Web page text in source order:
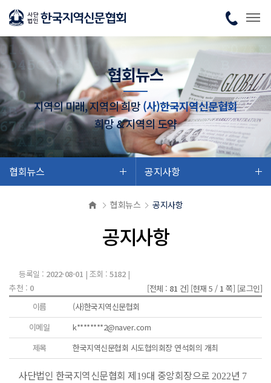
협회뉴스
지역의 미래, 지역의 희망(사)한국지역신문협회
희망 & 지역의 도약
협회뉴스 공지사항
협회뉴스 공지사항
공지사항
등록일 : 2022-08-01 | 조회 : 5182|
추천 : 0 [전체 : 81 건] [현재 5 / 1 쪽] [로그인]
이름
(사)한국지역신문협회
이메일
k********2@naver.com
제목
한국지역신문협회 시도협의회장 연석회의 개최
사단법인 한국지역신문협회 제19대 중앙회장으로 2022년 7